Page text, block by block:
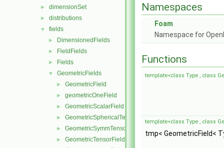
► dimensionSet
► distributions
▼ fields
► DimensionedFields
► FieldFields
► Fields
▼ GeometricFields
► GeometricField
► geometricOneField
► GeometricScalarField
► GeometricSphericalTensorField
► GeometricSymmTensorField
► GeometricTensorField
Namespaces
Foam
Namespace for
Functions
template<class Type , class
template<class Type , class
tmp< GeometricField<